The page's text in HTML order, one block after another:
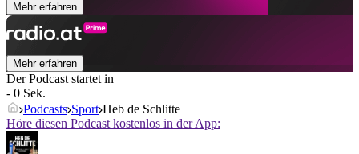
Mehr erfahren
Mehr erfahren
Der Podcast startet in
- 0 Sek.
Podcasts Sport Heb de Schlitte
Höre diesen Podcast kostenlos in der App: